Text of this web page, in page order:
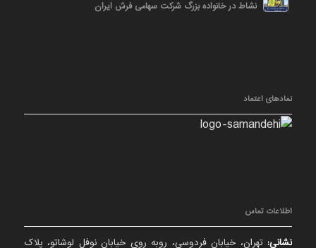
نشاط در خانواده بزرگ شرکت سهامی فرش ایران
نمادهای اعتماد
اطلاعات تماس
نشانی: تهران، خیابان فردوسی، روبه روی خیابان نوفل لوشاتو، پلاک